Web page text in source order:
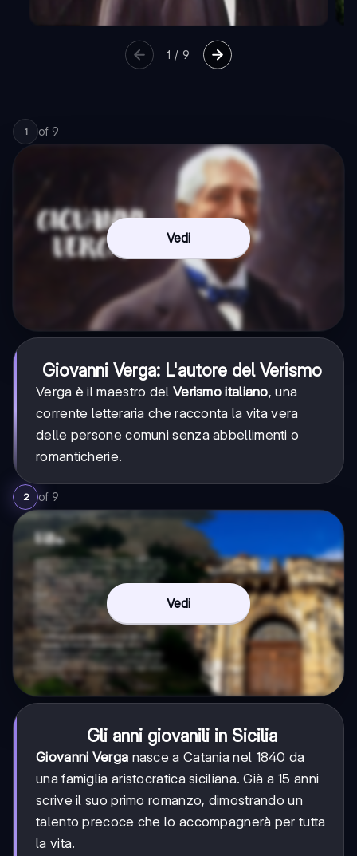
1 /9
1 of 9
Vedi
Giovanni Verga: L'autore del Verismo
Verga è il maestro del Verismo italiano, una
corrente letteraria che racconta la vita vera
delle persone comuni senza abbellimenti o
romanticherie.
2 of 9
Vedi
Gli anni giovanili in Sicilia
Giovanni Verga nasce a Catania nel 1840 da
una famiglia aristocratica siciliana. Già a 15 anni
scrive il suo primo romanzo, dimostrando un
talento precoce che lo accompagnerà per tutta
la vita.